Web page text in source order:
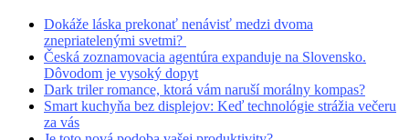
Dokáže láska prekonať nenávisť medzi dvoma
znepriatelenými svetmi?
Česká zoznamovacia agentúra expanduje na Slovensko.
Dôvodom je vysoký dopyt
Dark triler romance, ktorá vám naruší morálny kompas?
Smart kuchyňa bez displejov: Keď technológie strážia večeru
za vás